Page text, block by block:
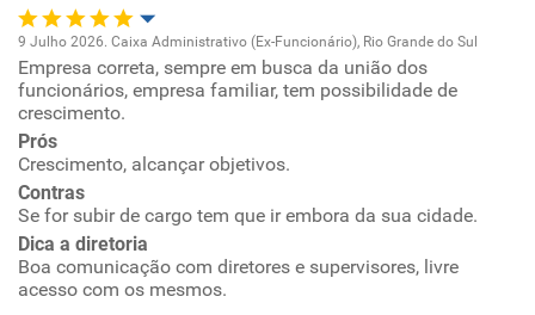
Oportunidade de promoção
Conciliação com a vida familiar
Benefícios
9 Julho 2026. Caixa Administrativo (Ex-Funcionário), Rio Grande do Sul
Empresa correta, sempre em busca da união dos
funcionários, empresa familiar, tem possibilidade de
crescimento.
Prós
Crescimento, alcançar objetivos.
Contras
Se for subir de cargo tem que ir embora da sua cidade.
Dica a diretoria
Boa comunicação com diretores e supervisores, livre
acesso com os mesmos.